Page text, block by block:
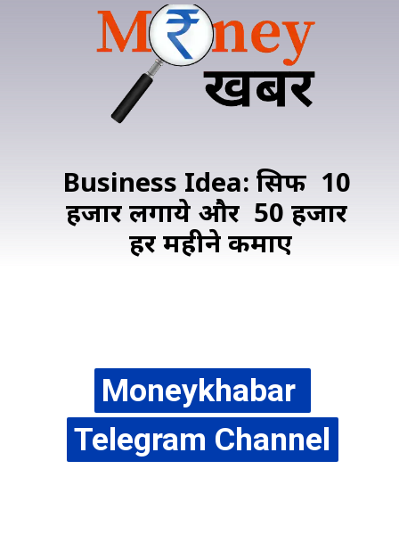
Business Idea: सिर्फ ₹ 10
हजार लगाये और ₹ 50 हजार
हर महीने कमाए
Moneykhabar
Telegram Channel
Moneykhabar
Telegram Channel